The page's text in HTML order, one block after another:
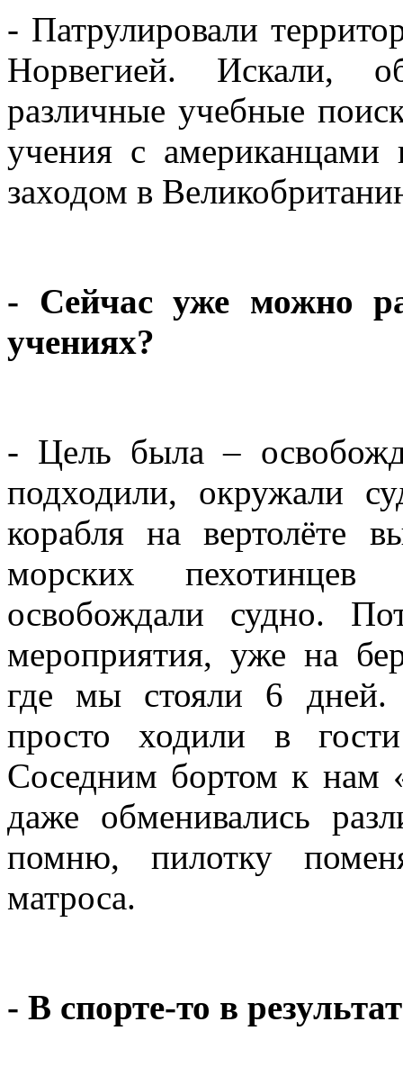
- Патрулировали
Норвегией. Искали,
различные учебные
учения с американцами
заходом в
- Сейчас уже можно
учениях?
- Цель была –
подходили, окружали
корабля на вертолёте
морских
освобождали судно.
мероприятия, уже на
где мы стояли 6 дней.
просто ходили в
Соседним бортом к нам
даже обменивались
помню, пилотку
матроса.
- В спорте-то в